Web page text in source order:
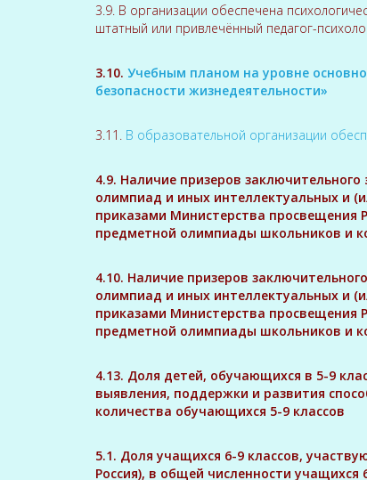
3.9. В организации обеспечена
штатный или привлечённый педагог-
3.10. Учебным планом на уровне
безопасности жизнедеятельности»
3.11. В образовательной организации
4.9. Наличие призеров
олимпиад и иных интеллектуальных и
приказами Министерства просвещения
предметной олимпиады школьников и
4.10. Наличие призеров
олимпиад и иных интеллектуальных и
приказами Министерства просвещения
предметной олимпиады школьников и
4.13. Доля детей, обучающихся в 5-9
выявления, поддержки и развития
количества обучающихся 5-9 классов
5.1. Доля учащихся 6-9 классов,
Россия), в общей численности учащихся